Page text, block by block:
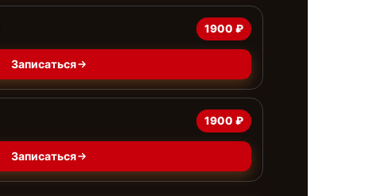
1900 ₽
Записаться
1900 ₽
Записаться